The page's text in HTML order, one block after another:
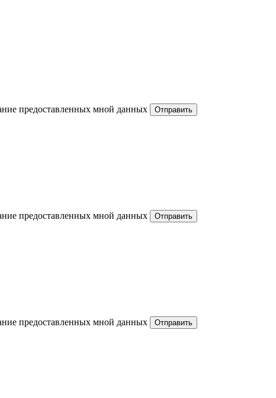
предоставленных мной данных
предоставленных мной данных
предоставленных мной данных